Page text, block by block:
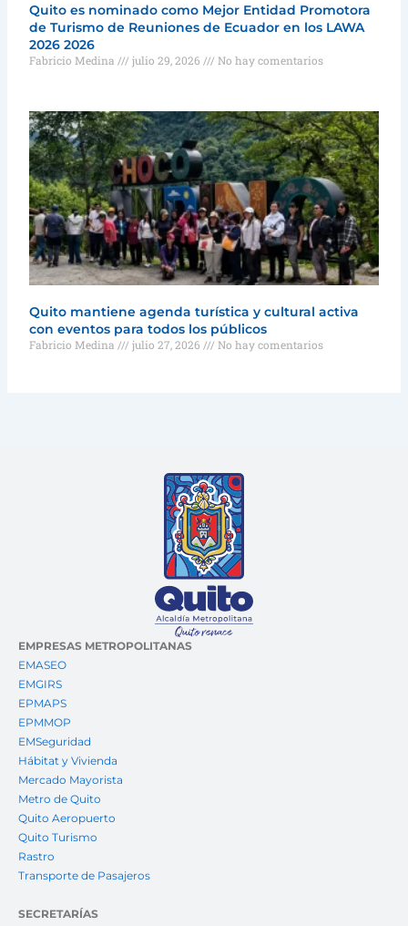
Quito es nominado como Mejor Entidad Promotora
de Turismo de Reuniones de Ecuador en los LAWA
2026 2026
Fabricio Medina julio 29, 2026 No hay comentarios
Quito mantiene agenda turística y cultural activa
con eventos para todos los públicos
Fabricio Medina julio 27, 2026 No hay comentarios
EMPRESAS METROPOLITANAS
EMASEO
EMGIRS
EPMAPS
EPMMOP
EMSeguridad
Hábitat y Vivienda
Mercado Mayorista
Metro de Quito
Quito Aeropuerto
Quito Turismo
Rastro
Transporte de Pasajeros
SECRETARÍAS